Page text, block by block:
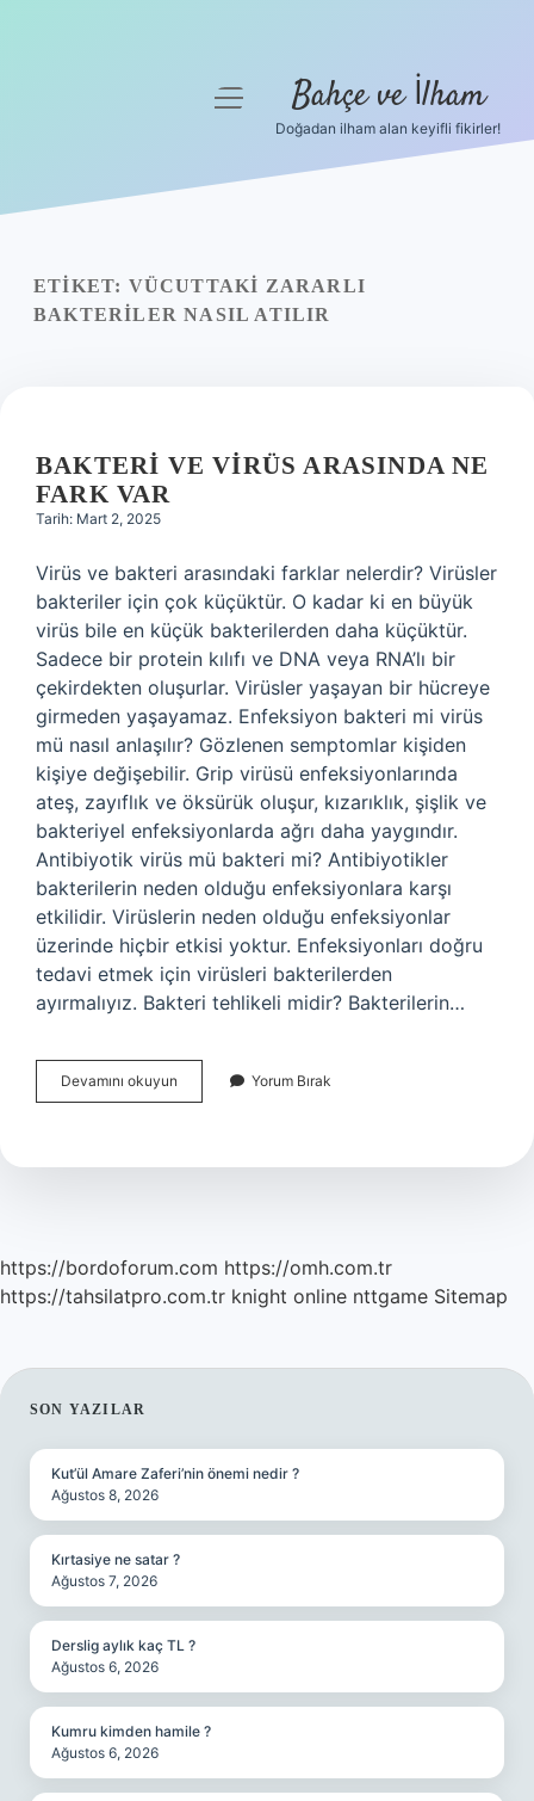
Yasal Uyarı
menüyü
Bahçe ve İlham
Doğadan ilham alan keyifli fikirler!
ETIKET: VÜCUTTAKI ZARARLI
BAKTERILER NASIL ATILIR
BAKTERI VE VIRÜS ARASINDA NE
FARK VAR
Tarih: Mart 2, 2025
Virüs ve bakteri arasındaki farklar nelerdir? Virüsler
bakteriler için çok küçüktür. O kadar ki en büyük
virüs bile en küçük bakterilerden daha küçüktür.
Sadece bir protein kılıfı ve DNA veya RNA’lı bir
çekirdekten oluşurlar. Virüsler yaşayan bir hücreye
girmeden yaşayamaz. Enfeksiyon bakteri mi virüs
mü nasıl anlaşılır? Gözlenen semptomlar kişiden
kişiye değişebilir. Grip virüsü enfeksiyonlarında
ateş, zayıflık ve öksürük oluşur, kızarıklık, şişlik ve
bakteriyel enfeksiyonlarda ağrı daha yaygındır.
Antibiyotik virüs mü bakteri mi? Antibiyotikler
bakterilerin neden olduğu enfeksiyonlara karşı
etkilidir. Virüslerin neden olduğu enfeksiyonlar
üzerinde hiçbir etkisi yoktur. Enfeksiyonları doğru
tedavi etmek için virüsleri bakterilerden
ayırmalıyız. Bakteri tehlikeli midir? Bakterilerin…
Devamını okuyun
Ve
Ne
Yorum Bırak
https://bordoforum.com https://omh.com.tr
https://tahsilatpro.com.tr knight online nttgame Sitemap
SIDEBAR
SON YAZILAR
Kut’ül Amare Zaferi’nin önemi nedir ?
Ağustos 8, 2026
Kırtasiye ne satar ?
Ağustos 7, 2026
Derslig aylık kaç TL ?
Ağustos 6, 2026
Kumru kimden hamile ?
Ağustos 6, 2026